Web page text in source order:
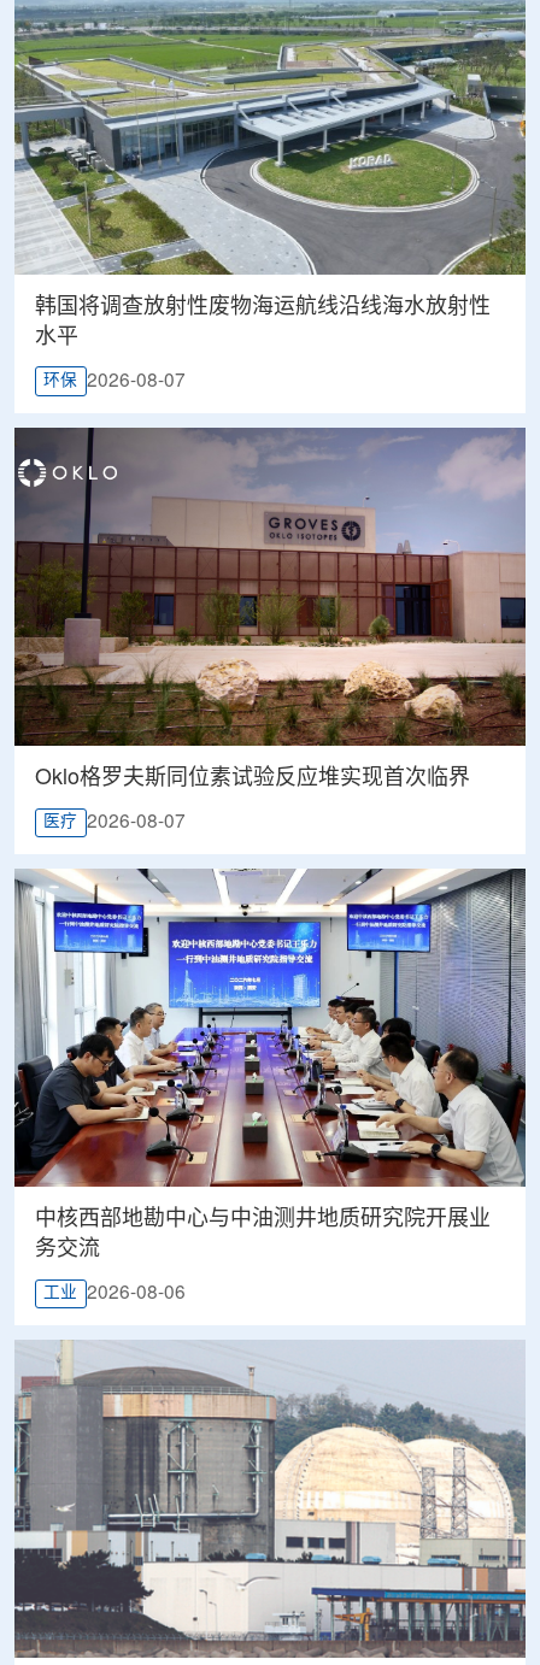
韩国将调查放射性废物海运航线沿线海水放射性
水平
环保 2026-08-07
Oklo格罗夫斯同位素试验反应堆实现首次临界
医疗 2026-08-07
中核西部地勘中心与中油测井地质研究院开展业
务交流
工业 2026-08-06